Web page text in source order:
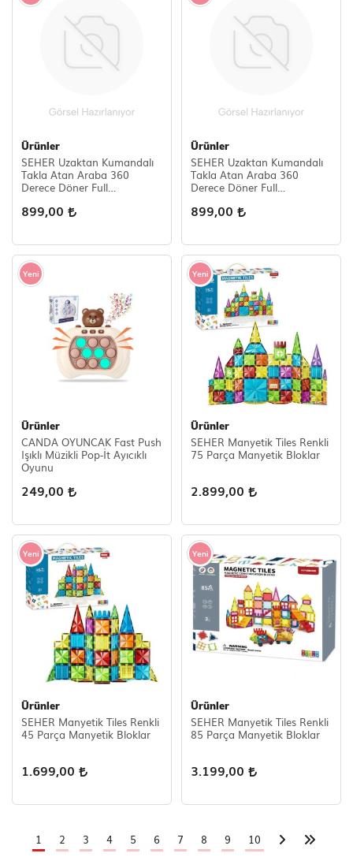
Ürünler
SEHER Uzaktan Kumandalı
Takla Atan Araba 360
Derece Döner Full
899,00
Ürünler
SEHER Uzaktan Kumandalı
Takla Atan Araba 360
Derece Döner Full
899,00
Yeni
Ürünler
CANDA OYUNCAK Fast Push
Işıklı Müzikli Pop-İt Ayıcıklı
Oyunu
249,00
Yeni
Ürünler
SEHER Manyetik Tiles Renkli
75 Parça Manyetik Bloklar
2.899,00
Yeni
Ürünler
SEHER Manyetik Tiles Renkli
45 Parça Manyetik Bloklar
1.699,00
Yeni
Ürünler
SEHER Manyetik Tiles Renkli
85 Parça Manyetik Bloklar
3.199,00
1 2 3 4 5 6 7 8 9 10